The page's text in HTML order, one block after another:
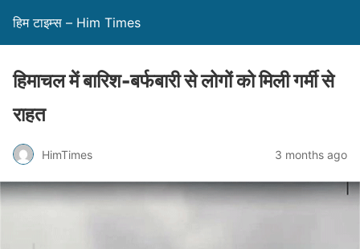
हिम टाइम्स – Him Times
हिमाचल में बारिश-बर्फबारी से लोगों को मिली गर्मी से
राहत
HimTimes 3 months ago